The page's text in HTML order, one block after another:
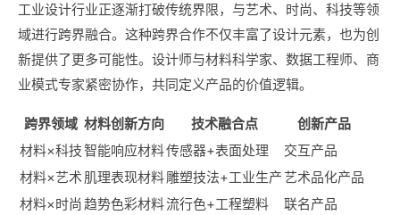
工业设计行业正逐渐打破传统界限，与艺术、时尚、科技等领
域进行跨界融合。这种跨界合作不仅丰富了设计元素，也为创
新提供了更多可能性。设计师与材料科学家、数据工程师、商
业模式专家紧密协作，共同定义产品的价值逻辑。
跨界领域 材料创新方向 技术融合点
创新产品
材料×科技智能响应材料传感器+表面处理
交互产品
材料×艺术肌理表现材料雕塑技法+工业生产艺术品化产品
材料×时尚趋势色彩材料流行色+工程塑料
联名产品